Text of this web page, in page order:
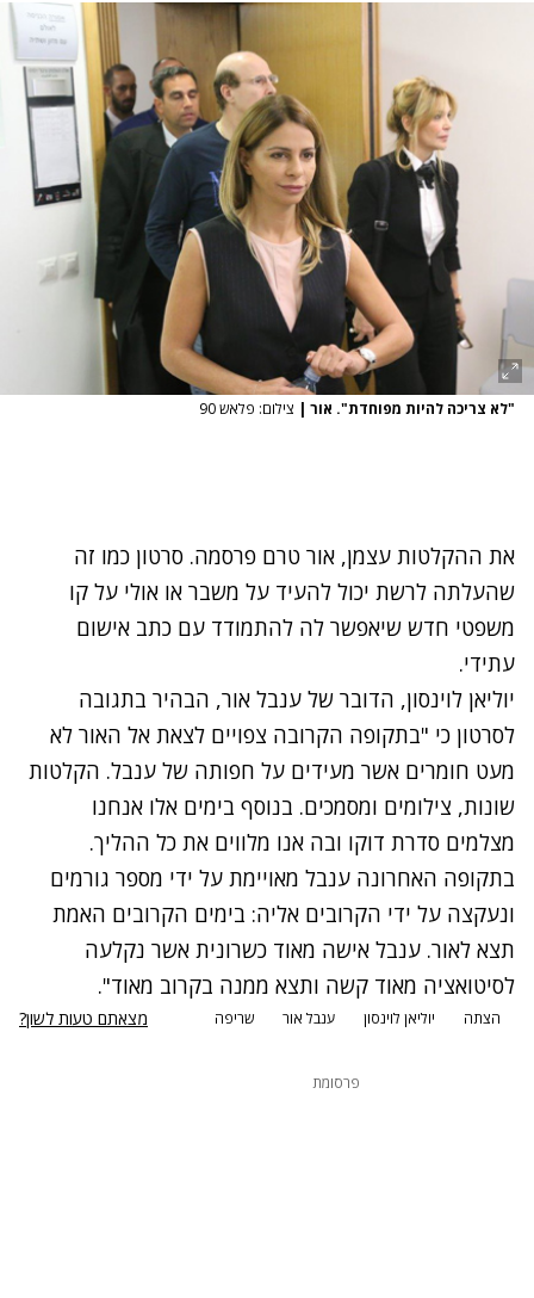
"לא צריכה להיות מפוחדת". אור | צילום: פלאש 90
את ההקלטות עצמן, אור טרם פרסמה. סרטון כמו זה
שהעלתה לרשת יכול להעיד על משבר או אולי על קו
משפטי חדש שיאפשר לה להתמודד עם כתב אישום
עתידי.
יוליאן לוינסון, הדובר של ענבל אור, הבהיר בתגובה
לסרטון כי "בתקופה הקרובה צפויים לצאת אל האור לא
מעט חומרים אשר מעידים על חפותה של ענבל. הקלטות
שונות, צילומים ומסמכים. בנוסף בימים אלו אנחנו
מצלמים סדרת דוקו ובה אנו מלווים את כל ההליך.
בתקופה האחרונה ענבל מאויימת על ידי מספר גורמים
ונעקצה על ידי הקרובים אליה: בימים הקרובים האמת
תצא לאור. ענבל אישה מאוד כשרונית אשר נקלעה
לסיטואציה מאוד קשה ותצא ממנה בקרוב מאוד".
הצתה יוליאן לוינסון ענבל אור שריפה מצאתם טעות לשון?
פרסומת